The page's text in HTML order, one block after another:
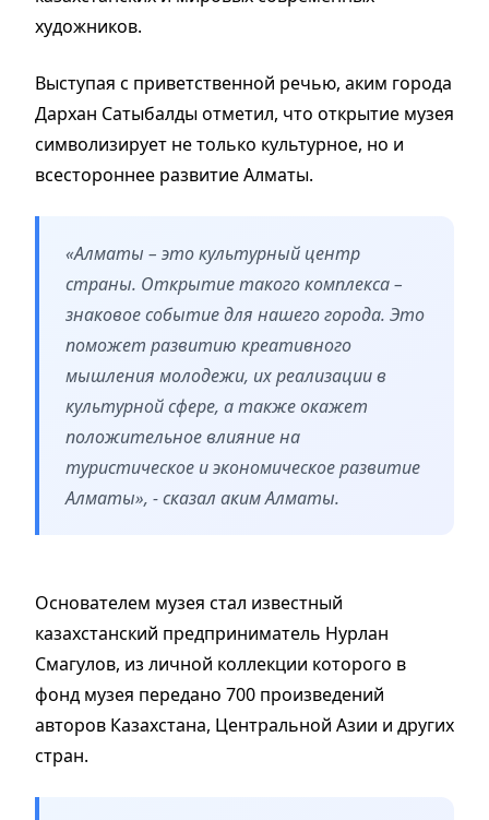
художников.
Выступая с приветственной речью, аким города
Дархан Сатыбалды отметил, что открытие музея
символизирует не только культурное, но и
всестороннее развитие Алматы.
«Алматы – это культурный центр
страны. Открытие такого комплекса –
знаковое событие для нашего города. Это
поможет развитию креативного
мышления молодежи, их реализации в
культурной сфере, а также окажет
положительное влияние на
туристическое и экономическое развитие
Алматы», - сказал аким Алматы.
Основателем музея стал известный
казахстанский предприниматель Нурлан
Смагулов, из личной коллекции которого в
фонд музея передано 700 произведений
авторов Казахстана, Центральной Азии и других
стран.